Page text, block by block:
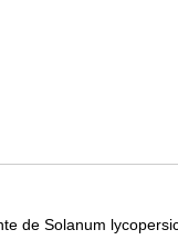
de Solanum